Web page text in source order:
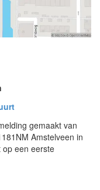
gemaakt van
Amstelveen in
op een eerste